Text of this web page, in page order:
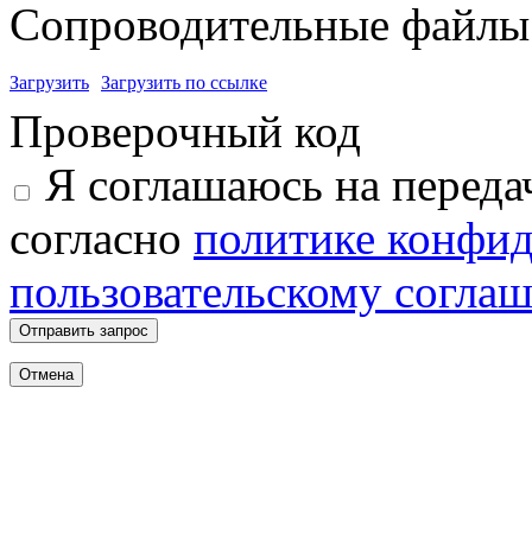
Сопроводительные
Загрузить Загрузить по ссылке
Проверочный код
Я соглашаюсь на
согласно политике
пользовательскому
Отправить запрос
Отмена